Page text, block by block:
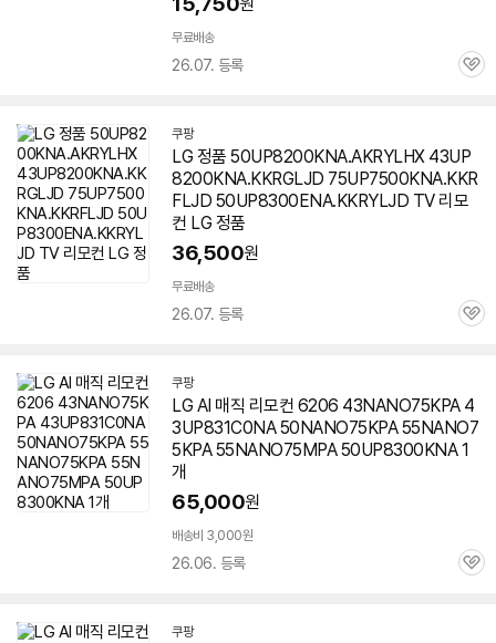
무료배송
26.07. 등록
관
쿠팡
LG 정품 50UP8200KNA.AKRYLHX 43UP
8200KNA.KKRGLJD 75UP7500KNA.KKR
FLJD 50UP8300ENA.KKRYLJD TV 리모
컨 LG 정품
36,500원
무료배송
26.07. 등록
관
쿠팡
LG AI 매직 리모컨 6206 43NANO75KPA 4
3UP831C0NA 50NANO75KPA 55NANO7
5KPA 55NANO75MPA50UP8300KNA1
개
65,000원
배송비 3,000원
26.06. 등록
관
쿠팡